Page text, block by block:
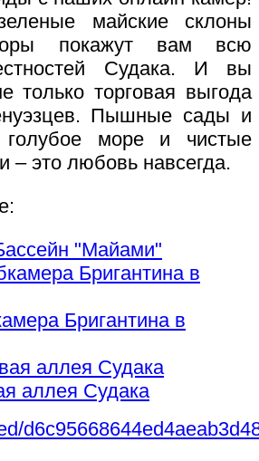
майские склоны
покажут вам всю
Судака. И вы
только торговая выгода
Пышные сады и
голубое море и чистые
– это любовь навсегда.
"Майами"
Бригантина в
аллея Судака